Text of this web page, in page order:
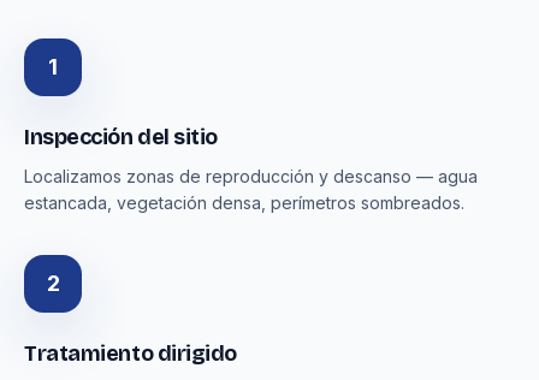
1
Inspección del sitio
Localizamos zonas de reproducción y descanso — agua
estancada, vegetación densa, perímetros sombreados.
2
Tratamiento dirigido